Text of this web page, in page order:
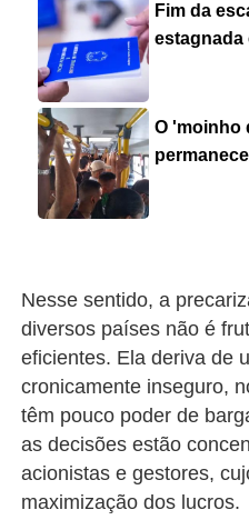
Fim da
estagnada
O 'moinho
Nesse sentido, a
diversos países não é
eficientes. Ela deriva de
cronicamente inseguro,
têm pouco poder de
as decisões estão
acionistas e gestores,
maximização dos lucros.